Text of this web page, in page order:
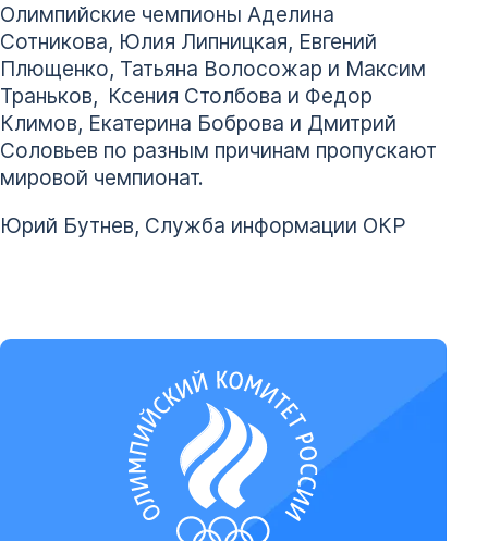
Олимпийские чемпионы Аделина
Сотникова, Юлия Липницкая, Евгений
Плющенко, Татьяна Волосожар и Максим
Траньков, Ксения Столбова и Федор
Климов, Екатерина Боброва и Дмитрий
Соловьев по разным причинам пропускают
мировой чемпионат.
Юрий Бутнев, Служба информации ОКР